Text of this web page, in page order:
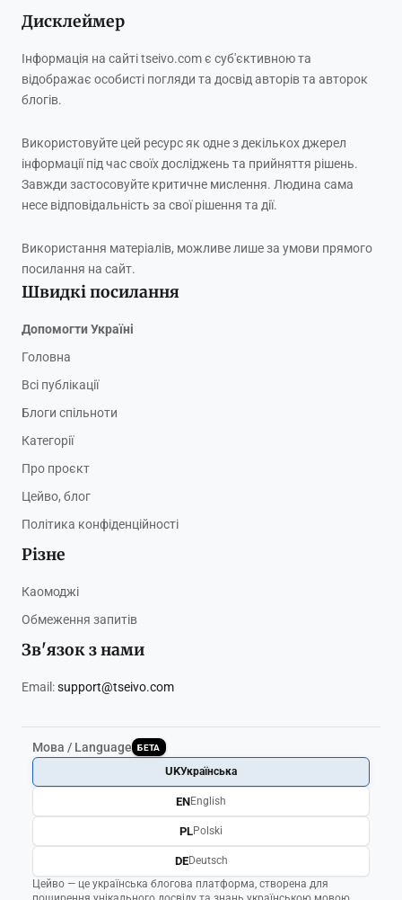
Дисклеймер
Інформація на сайті tseivo.com є суб'єктивною та
відображає особисті погляди та досвід авторів та авторок
блогів.
Використовуйте цей ресурс як одне з декількох джерел
інформації під час своїх досліджень та прийняття рішень.
Завжди застосовуйте критичне мислення. Людина сама
несе відповідальність за свої рішення та дії.
Використання матеріалів, можливе лише за умови прямого
посилання на сайт.
Швидкі посилання
Допомогти Україні
Головна
Всі публікації
Блоги спільноти
Категорії
Про проєкт
Цейво, блог
Політика конфіденційності
Різне
Каомоджі
Обмеження запитів
Зв'язок з нами
Email:support@tseivo.com
Мова / Language БЕТА
Цейво — це українська блогова платформа, створена для
UKУкраїнська
ENEnglish
PLPolski
DEDeutsch